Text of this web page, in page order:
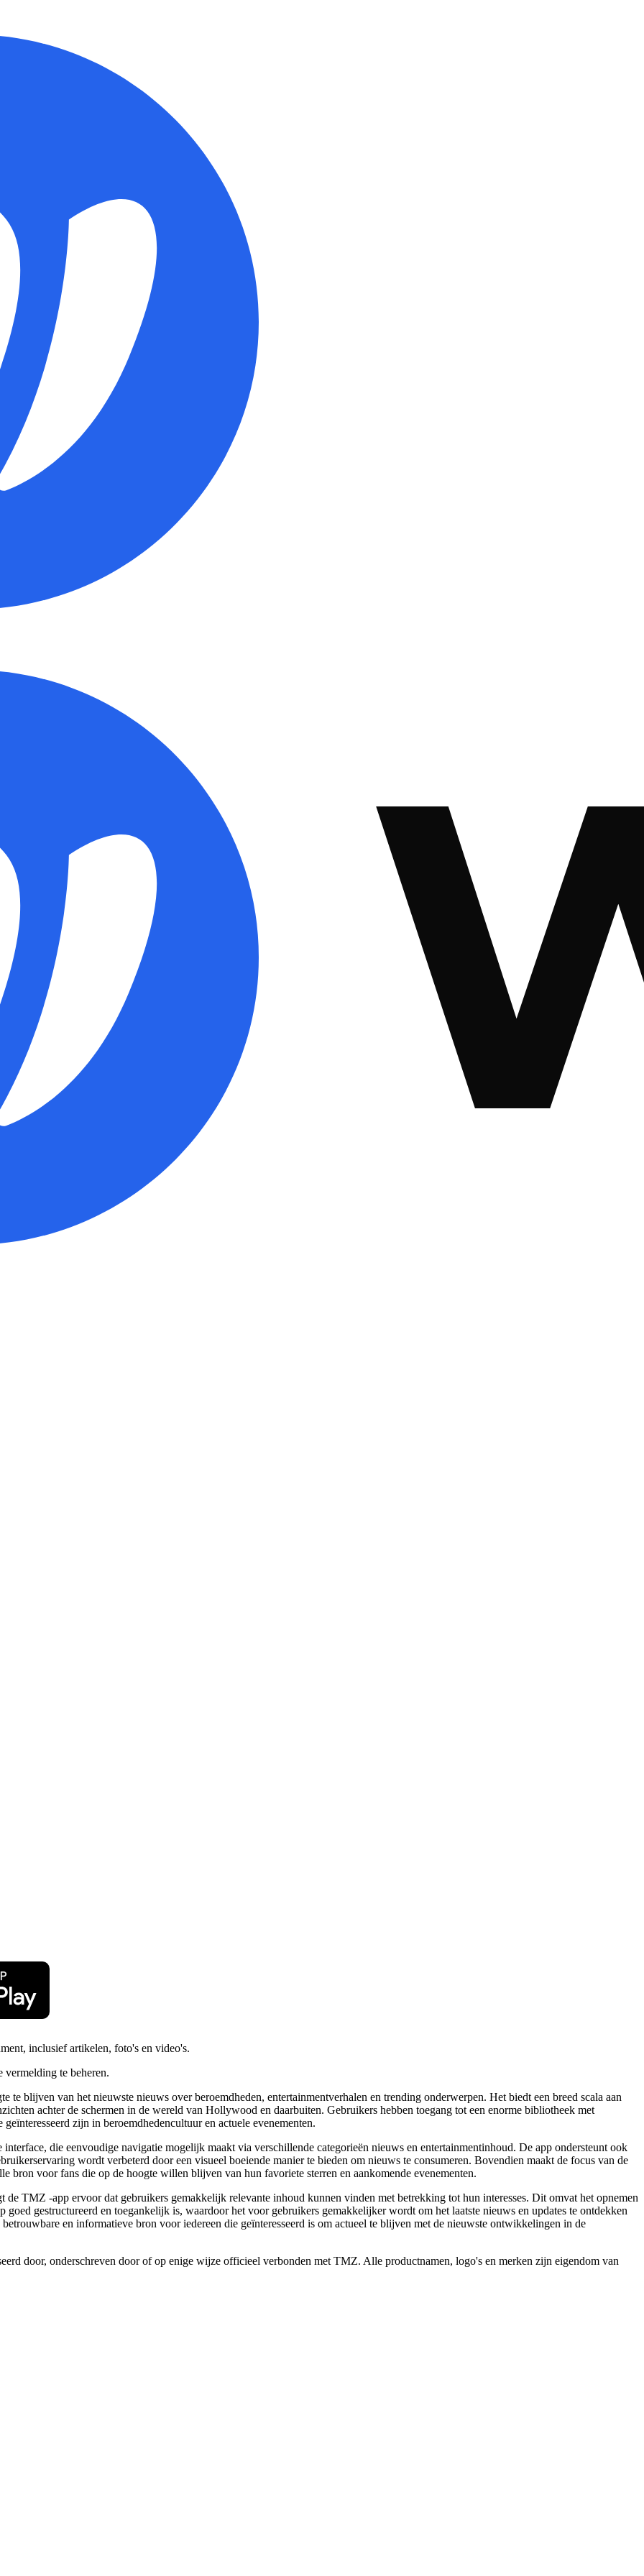
inclusief artikelen, foto's en video's.
vermelding te beheren.
blijven van het nieuwste nieuws over beroemdheden, entertainmentverhalen en trending onderwerpen. Het biedt een breed scala aan
achter de schermen in de wereld van Hollywood en daarbuiten. Gebruikers hebben toegang tot een enorme bibliotheek met
zijn in beroemdhedencultuur en actuele evenementen.
die eenvoudige navigatie mogelijk maakt via verschillende categorieën nieuws en entertainmentinhoud. De app ondersteunt ook
wordt verbeterd door een visueel boeiende manier te bieden om nieuws te consumeren. Bovendien maakt de focus van de
bron voor fans die op de hoogte willen blijven van hun favoriete sterren en aankomende evenementen.
TMZ -app ervoor dat gebruikers gemakkelijk relevante inhoud kunnen vinden met betrekking tot hun interesses. Dit omvat het opnemen
gestructureerd en toegankelijk is, waardoor het voor gebruikers gemakkelijker wordt om het laatste nieuws en updates te ontdekken
en informatieve bron voor iedereen die geïnteresseerd is om actueel te blijven met de nieuwste ontwikkelingen in de
door, onderschreven door of op enige wijze officieel verbonden met TMZ. Alle productnamen, logo's en merken zijn eigendom van